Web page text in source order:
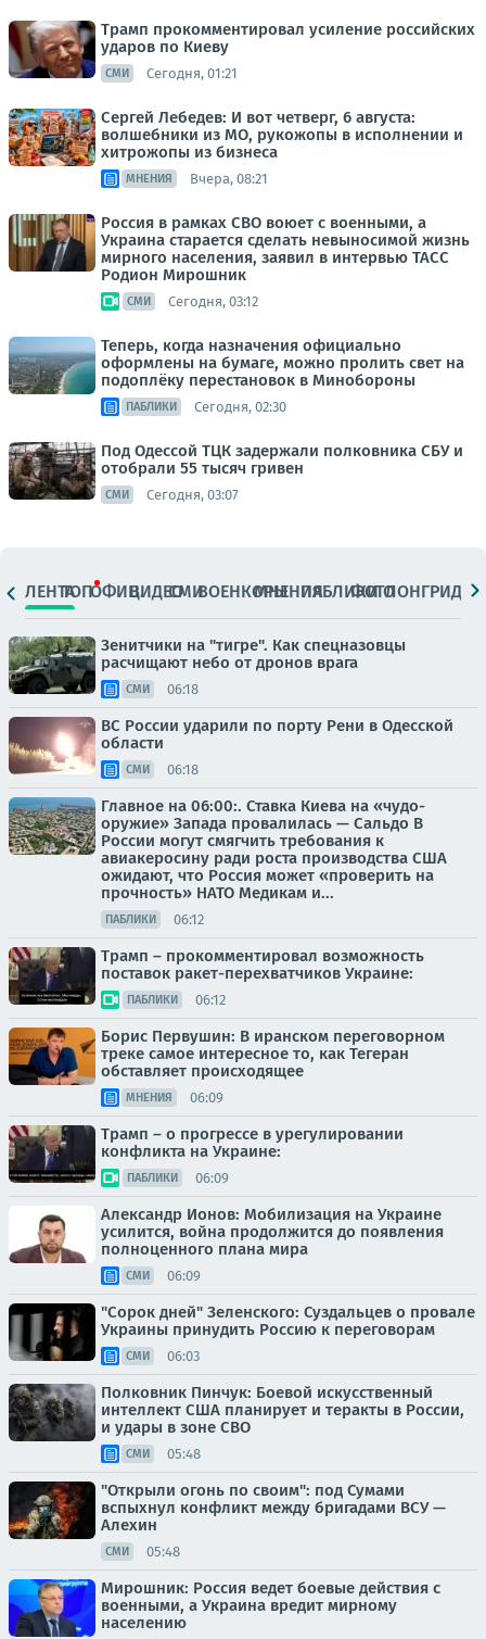
Трамп прокомментировал усиление российских
ударов по Киеву
СМИ Сегодня, 01:21
Сергей Лебедев: И вот четверг, 6 августа:
волшебники из МО, рукожопы в исполнении и
хитрожопы из бизнеса
МНЕНИЯ Вчера, 08:21
Россия в рамках СВО воюет с военными, а
Украина старается сделать невыносимой жизнь
мирного населения, заявил в интервью ТАСС
Родион Мирошник
СМИ Сегодня, 03:12
Теперь, когда назначения официально
оформлены на бумаге, можно пролить свет на
подоплёку перестановок в Минобороны
ПАБЛИКИ Сегодня, 02:30
Под Одессой ТЦК задержали полковника СБУ и
отобрали 55 тысяч гривен
СМИ Сегодня, 03:07
ЛЕНТАТОПОФИЦ.ВИДЕОСМИВОЕНКОРЫМНЕНИЯПАБЛИКИ
ФОТОЛОНГРИДЫ
Зенитчики на "тигре". Как спецназовцы
расчищают небо от дронов врага
СМИ 06:18
ВС России ударили по порту Рени в Одесской
области
СМИ 06:18
Главное на 06:00:. Ставка Киева на «чудо-
оружие» Запада провалилась — Сальдо В
России могут смягчить требования к
авиакеросину ради роста производства США
ожидают, что Россия может «проверить на
прочность» НАТО Медикам и...
ПАБЛИКИ 06:12
Трамп – прокомментировал возможность
поставок ракет-перехватчиков Украине:
ПАБЛИКИ 06:12
Борис Первушин: В иранском переговорном
треке самое интересное то, как Тегеран
обставляет происходящее
МНЕНИЯ 06:09
Трамп – о прогрессе в урегулировании
конфликта на Украине:
ПАБЛИКИ 06:09
Александр Ионов: Мобилизация на Украине
усилится, война продолжится до появления
полноценного плана мира
СМИ 06:09
"Сорок дней" Зеленского: Суздальцев о провале
Украины принудить Россию к переговорам
СМИ 06:03
Полковник Пинчук: Боевой искусственный
интеллект США планирует и теракты в России,
и удары в зоне СВО
СМИ 05:48
"Открыли огонь по своим": под Сумами
вспыхнул конфликт между бригадами ВСУ —
Алехин
СМИ 05:48
Мирошник: Россия ведет боевые действия с
военными, а Украина вредит мирному
населению